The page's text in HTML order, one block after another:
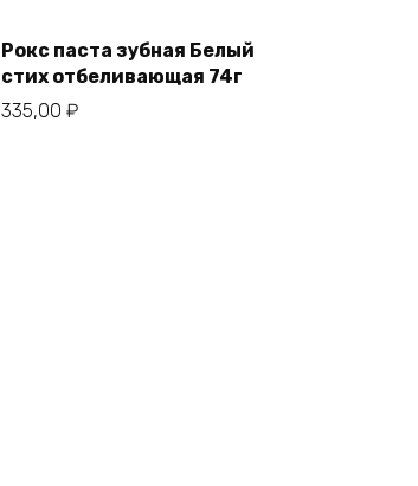
Рокс паста зубная Белый
стих отбеливающая 74г
335,00 ₽